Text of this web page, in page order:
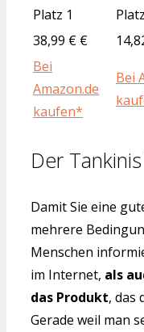
Platz 1
38,99 € €
Bei
Amazon.de
kaufen*
Bei
Der
Damit Sie eine
mehrere
Menschen
im Internet, als
das Produkt, das
Gerade weil man